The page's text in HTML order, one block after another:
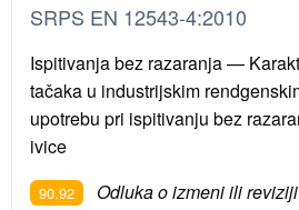
SRPS EN 12543-4:2010
Ispitivanja bez razaranja —
tačaka u industrijskim
upotrebu pri ispitivanju bez
ivice
90.92 Odluka o izmeni ili